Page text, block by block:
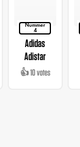
Nummer
4
Adidas
Adistar
👍 10 votes